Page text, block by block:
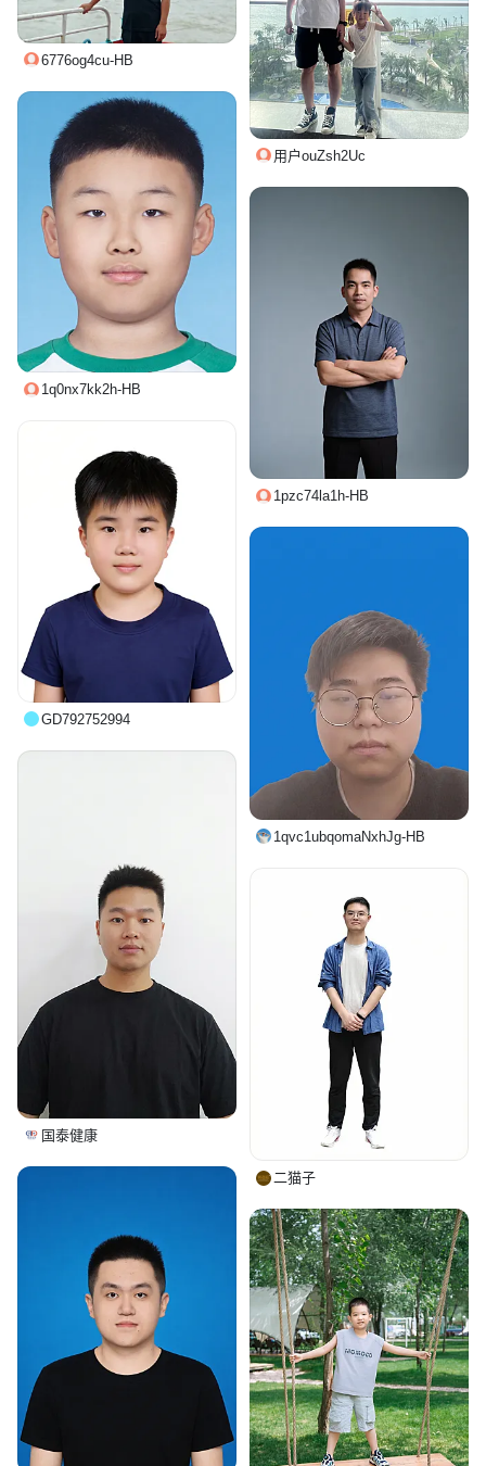
用户ouZsh2Uc
6776og4cu-HB
1q0nx7kk2h-HB
1pzc74la1h-HB
GD792752994
1qvc1ubqomaNxhJg-HB
国泰健康
二猫子